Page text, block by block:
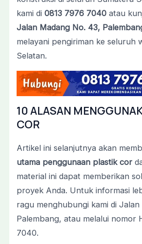
kami di 0813 7976 7040atau
Jalan Madang No. 43,
melayani pengiriman ke seluruh
Selatan.
10 ALASAN
COR
Artikel ini selanjutnya akan
utama penggunaan plastik cor
material ini dapat memberikan
proyek Anda. Untuk informasi
ragu menghubungi kami di
Palembang, atau melalui nomor
7040.